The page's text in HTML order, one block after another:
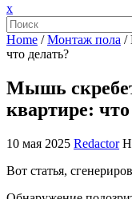
xЗакрыть
меню
Home /Монтаж пола /
что делать?
Мышь
квартире: что
10 мая 2025 Redactor
Вот статья,